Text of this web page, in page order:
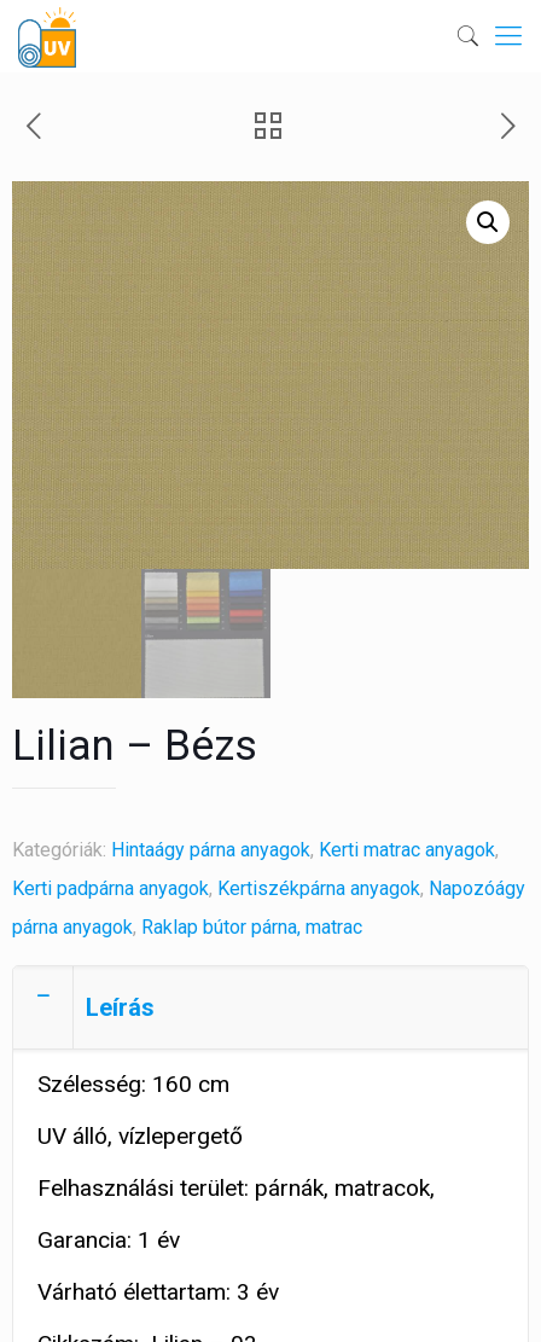
Lilian – Bézs
Kategóriák: Hintaágy párna anyagok, Kerti matrac anyagok,
Kerti padpárna anyagok, Kertiszékpárna anyagok, Napozóágy
párna anyagok, Raklap bútor párna, matrac
Leírás
Szélesség: 160 cm
UV álló, vízlepergető
Felhasználási terület: párnák, matracok,
Garancia: 1 év
Várható élettartam: 3 év